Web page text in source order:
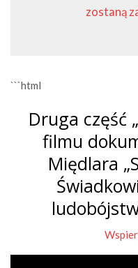
zostaną
```html
Druga część
filmu
Międlara